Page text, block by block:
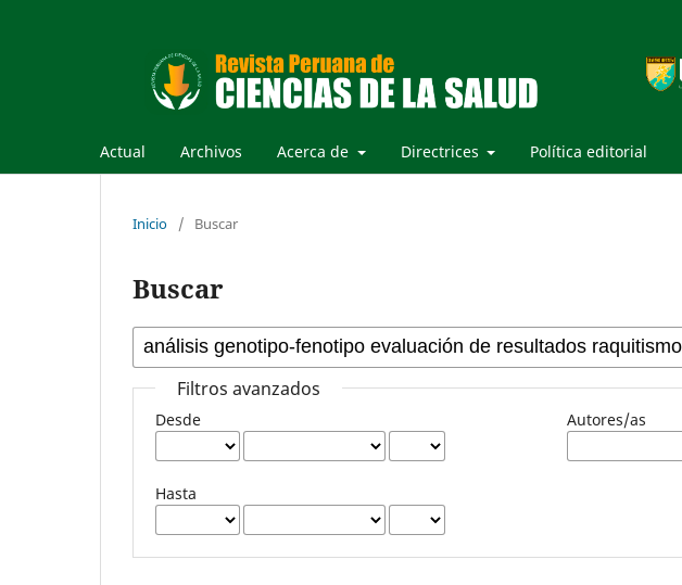
Actual Archivos Acerca de Directrices Política editorial
Inicio / Buscar
Buscar
Filtros avanzados
Desde
Hasta
Autores/as